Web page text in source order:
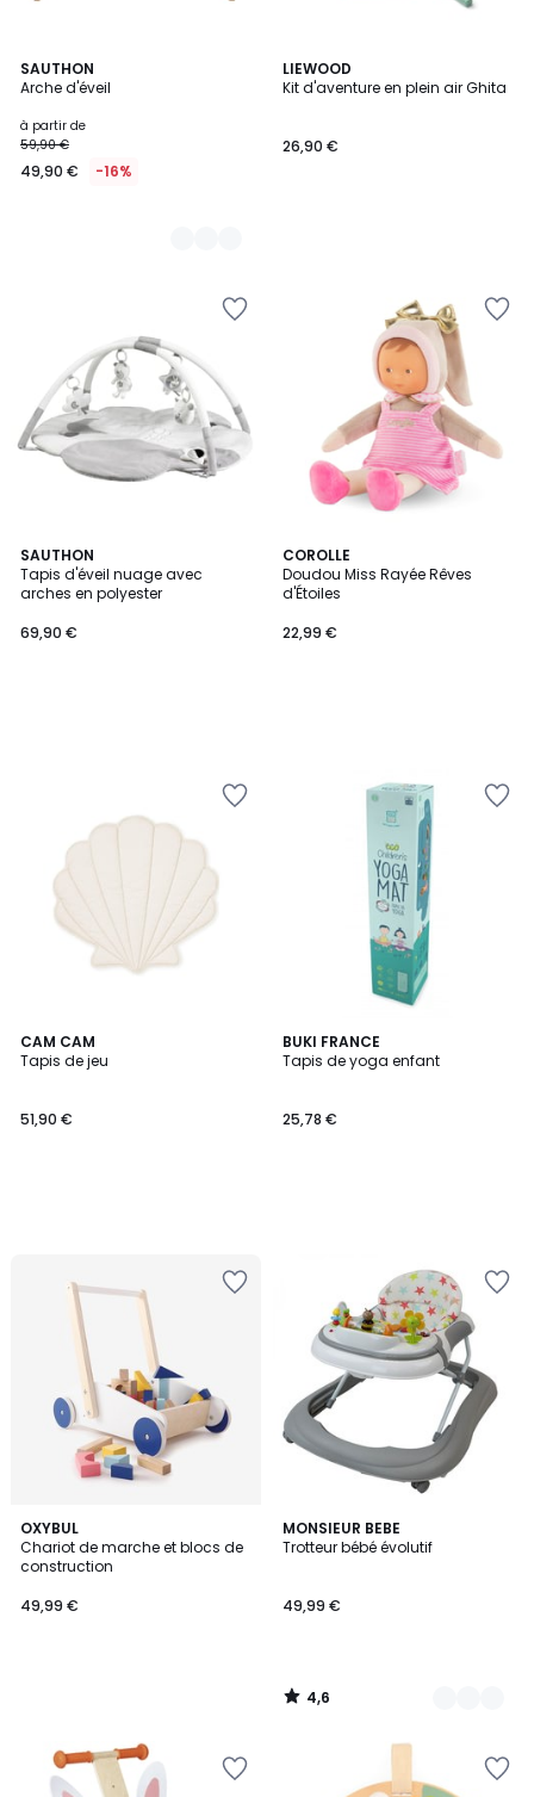
SAUTHON
Arche d'éveil
à partir de
59,90 €
49,90 € -16%
3
Couleurs
LIEWOOD
Kit d'aventure en plein air Ghita
26,90 €
SAUTHON
Tapis d'éveil nuage avec
arches en polyester
69,90 €
COROLLE
Doudou Miss Rayée Rêves
d'Étoiles
22,99 €
CAM CAM
Tapis de jeu
51,90 €
BUKI FRANCE
Tapis de yoga enfant
25,78 €
OXYBUL
Chariot de marche et blocs de
construction
49,99 €
MONSIEUR BEBE
Trotteur bébé évolutif
49,99 €
4,6
/ 5
6
Couleurs
4,6
/